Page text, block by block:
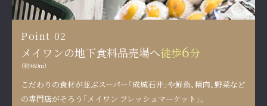
Point 02
メイワンの地下食料品売場へ徒歩6分
（約480m）
こだわりの食材が並ぶスーパー「成城石井」や鮮魚、精肉、野菜など
の専門店がそろう「メイワン フレッシュマーケット」。